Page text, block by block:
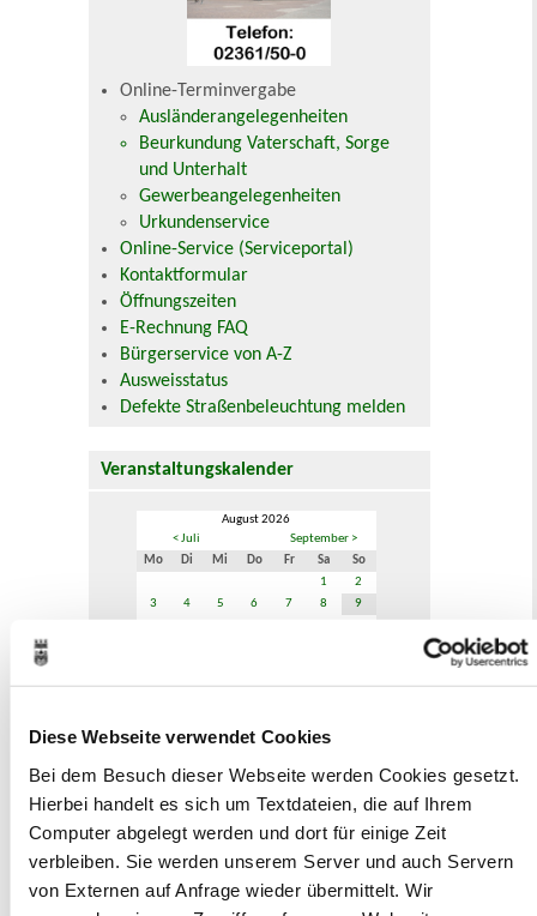
Diese Webseite verwendet Cookies
Bei dem Besuch dieser Webseite werden Cookies gesetzt.
Hierbei handelt es sich um Textdateien, die auf Ihrem
Computer abgelegt werden und dort für einige Zeit
verbleiben. Sie werden unserem Server und auch Servern
von Externen auf Anfrage wieder übermittelt. Wir
Online-Terminvergabe
Ausländerangelegenheiten
Beurkundung Vaterschaft, Sorge
und Unterhalt
Gewerbeangelegenheiten
Urkundenservice
Online-Service (Serviceportal)
Kontaktformular
Öffnungszeiten
E-Rechnung FAQ
Bürgerservice von A-Z
Ausweisstatus
Defekte Straßenbeleuchtung melden
Veranstaltungskalender
August 2026
< Juli
September >
Mo
Di Mi Do Fr Sa
So
1
2
3
4 5 6 7 8
9
31
Veranstaltungskategorie
Zur Veranstaltungssuche